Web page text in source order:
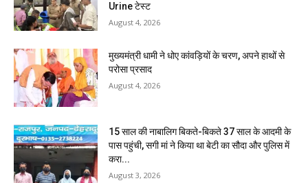
Urine टेस्ट
August 4, 2026
मुख्यमंत्री धामी ने धोए कांवड़ियों के चरण, अपने हाथों से
परोसा प्रसाद
August 4, 2026
15 साल की नाबालिग बिकते-बिकते 37 साल के आदमी के
पास पहुंची, सगी मां ने किया था बेटी का सौदा और पुलिस में
करा...
August 3, 2026